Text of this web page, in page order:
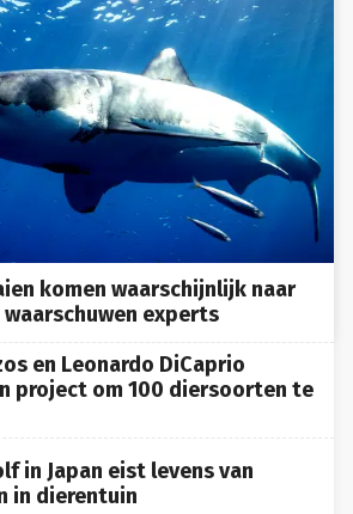
komen waarschijnlijk naar
experts
project om 100 diersoorten te
in dierentuin